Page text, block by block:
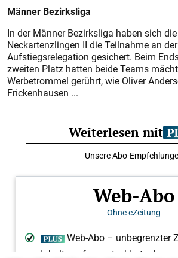
Männer Bezirksliga
In der Männer Bezirksliga haben sich
Neckartenzlingen II die Teilnahme an der
Aufstiegsrelegation gesichert. Beim
zweiten Platz hatten beide Teams
Werbetrommel gerührt, wie Oliver
Frickenhausen ...